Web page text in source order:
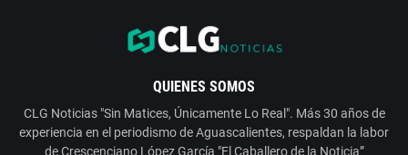
QUIENES SOMOS
CLG Noticias "Sin Matices, Únicamente Lo Real". Más 30 años de
experiencia en el periodismo de Aguascalientes, respaldan la labor
de Crescenciano López García "El Caballero de la Noticia”